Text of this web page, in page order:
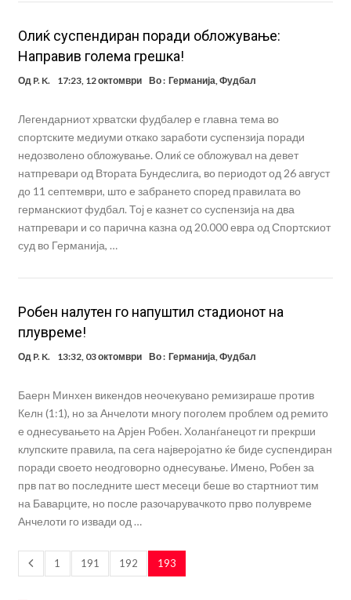
Олиќ суспендиран поради обложување:
Направив голема грешка!
Од P. K. 17:23, 12 октомври Во : Германија Фудбал
Легендарниот хрватски фудбалер е главна тема во
спортските медиуми откако заработи суспензија поради
недозволено обложување. Олиќ се обложувал на девет
натпревари од Втората Бундеслига, во периодот од 26 август
до 11 септември, што е забрането според правилата во
германскиот фудбал. Тој е казнет со суспензија на два
натпревари и со парична казна од 20.000 евра од Спортскиот
суд во Германија, …
Робен налутен го напуштил стадионот на
плувреме!
Од P. K. 13:32, 03 октомври Во : Германија Фудбал
Баерн Минхен викендов неочекувано ремизираше против
Келн (1:1), но за Анчелоти многу поголем проблем од ремито
е однесувањето на Арјен Робен. Холанѓанецот ги прекрши
клупските правила, па сега најверојатно ќе биде суспендиран
поради своето неодговорно однесување. Имено, Робен за
прв пат во последните шест месеци беше во стартниот тим
на Баварците, но после разочарувачкото прво полувреме
Анчелоти го извади од …
1 191 192 193